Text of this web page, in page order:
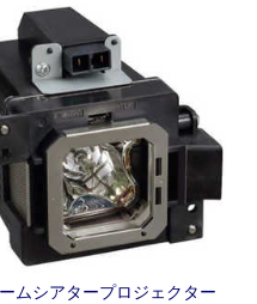
ムシアタープロジェクター